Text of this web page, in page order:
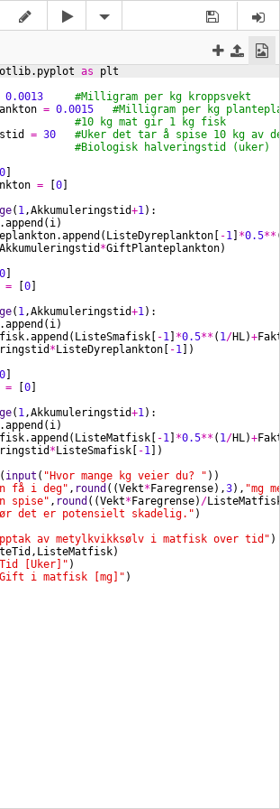
. pyplot as
plt
0.0013
#Milligram per kg kroppsvekt
= 0.0015
#Milligram per kg
#10 kg mat gir 1 kg fisk
= 30
#Uker det tar å spise 10 kg av
#Biologisk halveringstid (uker)
0
= 0
( 1,Akkumuleringstid+1) :
.append ( i)
.append ( ListeDyreplankton -1 *0.5**
Akkumuleringstid *GiftPlanteplankton)
0
= 0
( 1,Akkumuleringstid+1) :
.append ( i)
.append ( ListeSmafisk -1 *0.5** ( 1/HL)+
* ListeDyreplankton -1 ])
0
= 0
( 1,Akkumuleringstid+1) :
.append ( i)
.append ( ListeMatfisk -1 *0.5** ( 1/HL)+
* ListeSmafisk -1 ])
( input ( "Hvor mange kg veier du? " ))
få i deg" , round ((Vekt* Faregrense) ,3) , "mg
spise" , round ((Vekt* Faregrense) /
det er potensielt skadelig." )
av metylkvikksølv i matfisk over tid" )
, ListeMatfisk)
[Uker]" )
i matfisk [mg]" )